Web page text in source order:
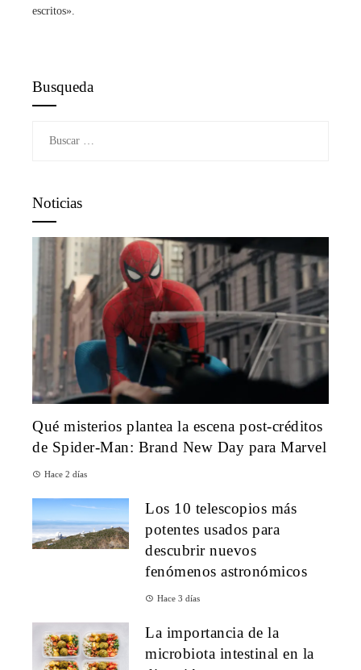
escritos».
Busqueda
Noticias
Qué misterios plantea la escena post-créditos
de Spider-Man: Brand New Day para Marvel
Hace 2 días
Los 10 telescopios más
potentes usados para
descubrir nuevos
fenómenos astronómicos
Hace 3 días
La importancia de la
microbiota intestinal en la